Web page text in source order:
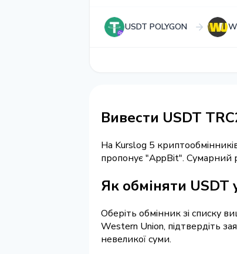
USDT POLYGON
Вивести USDT
На Kurslog 5
пропонує "AppBit". Сумарний
Як обміняти
Оберіть обмінник зі списку
Western Union, підтвердіть
невеликої суми.